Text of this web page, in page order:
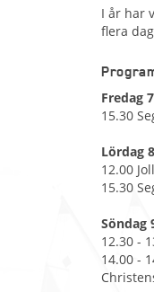
I år har
flera
Fredag
15.30
Lördag
12.00
15.30
Söndag
12.30 -
14.00 -